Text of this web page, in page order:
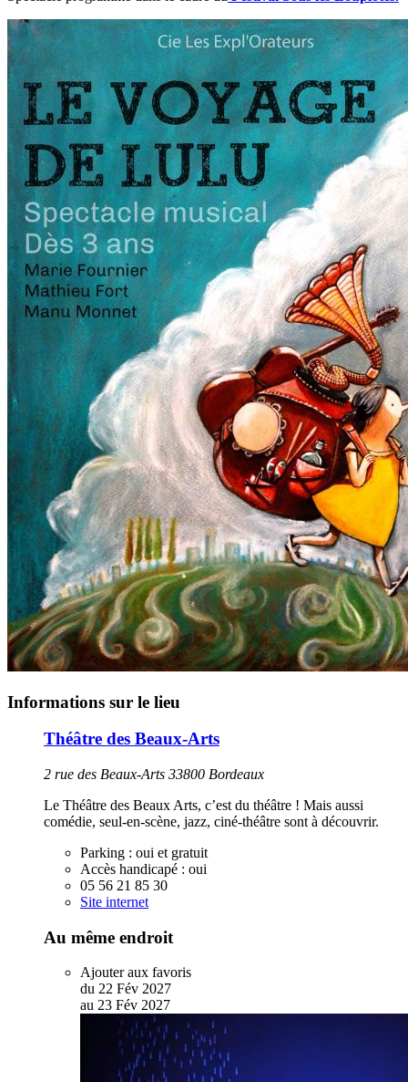
Informations sur le lieu
Théâtre des Beaux-Arts
2 rue des Beaux-Arts 33800 Bordeaux
Le Théâtre des Beaux Arts, c’est du théâtre ! Mais aussi
comédie, seul-en-scène, jazz, ciné-théâtre sont à découvrir.
Parking : oui et gratuit
Accès handicapé : oui
05 56 21 85 30
Site internet
Au même endroit
Ajouter aux favoris
du 22 Fév 2027
au 23 Fév 2027